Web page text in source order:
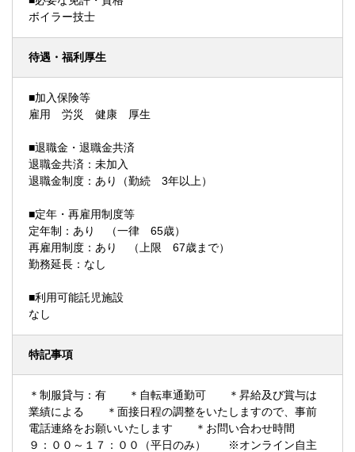
ボイラー技士
待遇・福利厚生
■加入保険等
雇用 労災 健康 厚生
■退職金・退職金共済
退職金共済：未加入
退職金制度：あり（勤続 3年以上）
■定年・再雇用制度等
定年制：あり （一律 65歳）
再雇用制度：あり （上限 67歳まで）
勤務延長：なし
■利用可能託児施設
なし
特記事項
＊制服貸与：有 ＊自転車通勤可 ＊昇給及び賞与は
業績による ＊面接日程の調整をいたしますので、事前
電話連絡をお願いいたします ＊お問い合わせ時間
９：００～１７：００（平日のみ） ※オンライン自主